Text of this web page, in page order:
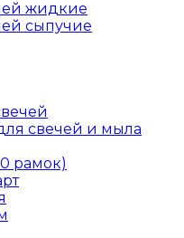
жидкие
сыпучие
свечей и мыла
рамок)